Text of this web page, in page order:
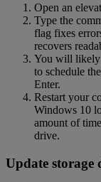
Open an
Type the
flag fixes
recovers
You will likely
to schedule
Enter.
Restart your
Windows 10
amount of
drive.
Update storage